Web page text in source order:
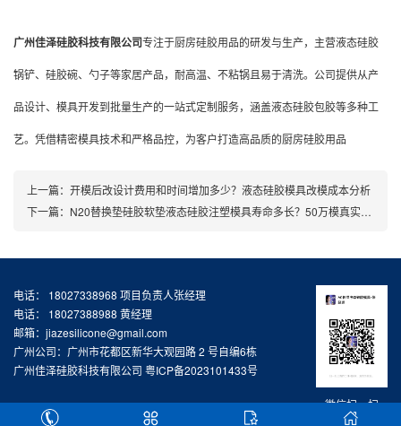
广州佳泽硅胶科技有限公司专注于厨房硅胶用品的研发与生产，主营液态硅胶
锅铲、硅胶碗、勺子等家居产品，耐高温、不粘锅且易于清洗。公司提供从产
品设计、模具开发到批量生产的一站式定制服务，涵盖液态硅胶包胶等多种工
艺。凭借精密模具技术和严格品控，为客户打造高品质的厨房硅胶用品
上一篇： 开模后改设计费用和时间增加多少？液态硅胶模具改模成本分析
下一篇： N20替换垫硅胶软垫液态硅胶注塑模具寿命多长？50万模真实数据
微信扫一扫
电话： 18027338968 项目负责人张经理
电话： 18027388988 黄经理
邮箱：jiazesilicone@gmail.com
广州公司：广州市花都区新华大观园路 2 号自编6栋
广州佳泽硅胶科技有限公司 粤ICP备2023101433号